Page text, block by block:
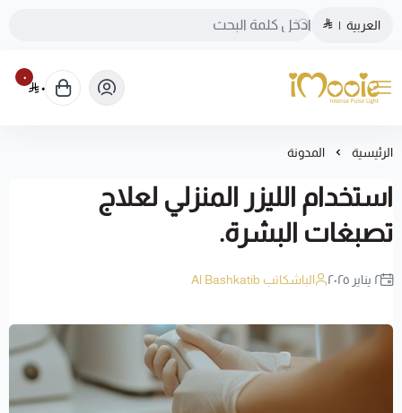
العربية |
الموقع الرسمي ليزر منزلي اي مووي
٠
٠
الرئيسية المدونة
استخدام الليزر المنزلي لعلاج
تصبغات البشرة.
٢ يناير ٢٠٢٥ الباشكاتب Al Bashkatib